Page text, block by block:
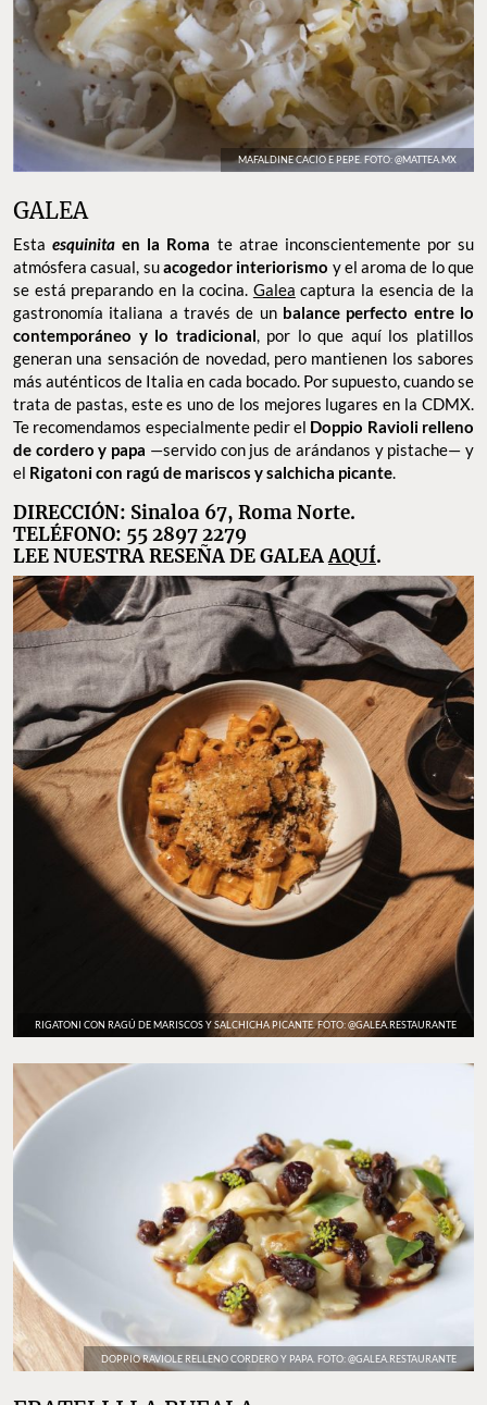
MAFALDINE CACIO E PEPE. FOTO: @MATTEA.MX
GALEA
Estaesquinita en la Roma te atrae inconscientemente por su
atmósfera casual, suacogedor interiorismo y el aroma de lo que
se está preparando en la cocina. Galea captura la esencia de la
gastronomía italiana a través de un balance perfecto entre lo
contemporáneo y lo tradicional, por lo que aquí los platillos
generan una sensación de novedad, pero mantienen los sabores
más auténticos de Italia en cada bocado. Por supuesto, cuando se
trata de pastas, este es uno de los mejores lugares en la CDMX.
Te recomendamos especialmente pedir el Doppio Ravioli relleno
de cordero y papa —servido con jus de arándanos y pistache— y
el Rigatoni con ragú de mariscos y salchicha picante.
DIRECCIÓN: Sinaloa 67, Roma Norte.
TELÉFONO: 55 2897 2279
LEE NUESTRA RESEÑA DE GALEAAQUÍ.
RIGATONI CON RAGÚ DE MARISCOS Y SALCHICHA PICANTE. FOTO: @GALEA.RESTAURANTE
DOPPIO RAVIOLE RELLENO CORDERO Y PAPA. FOTO: @GALEA.RESTAURANTE